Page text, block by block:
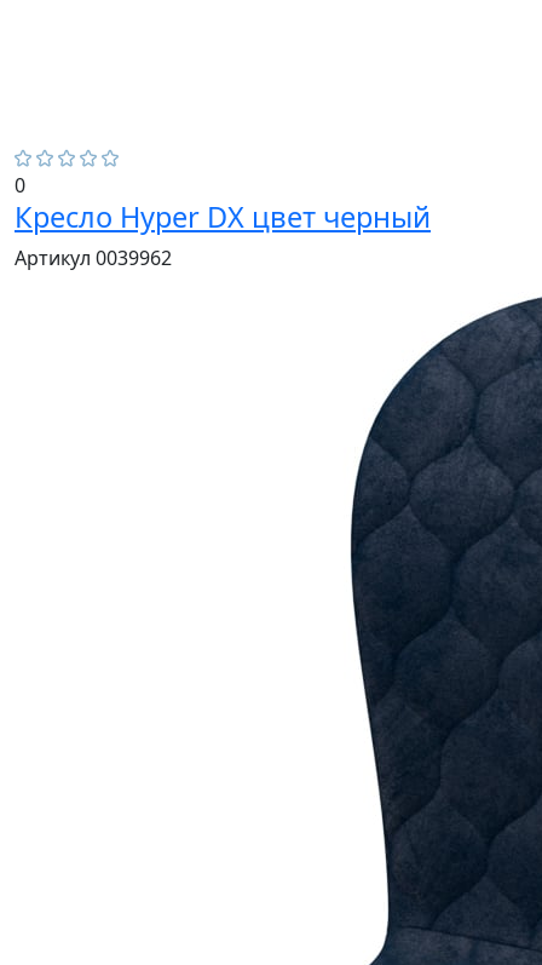
0
Кресло Hyper DX цвет черный
Артикул 0039962